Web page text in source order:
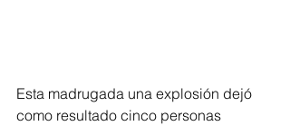
Esta madrugada una explosión dejó
como resultado cinco personas